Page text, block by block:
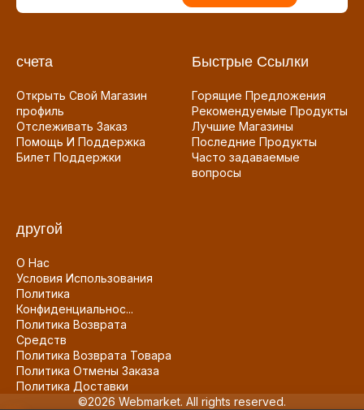
счета
Открыть Свой Магазин
профиль
Отслеживать Заказ
Помощь И Поддержка
Билет Поддержки
Быстрые Ссылки
Горящие Предложения
Рекомендуемые Продукты
Лучшие Магазины
Последние Продукты
Часто задаваемые
вопросы
другой
О Нас
Условия Использования
Политика
Конфиденциальнос...
Политика Возврата
Средств
Политика Возврата Товара
Политика Отмены Заказа
Политика Доставки
©2026 Webmarket. All rights reserved.